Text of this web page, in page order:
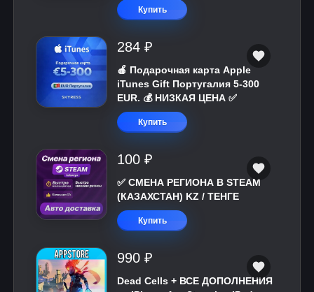
Купить
284 ₽
🍎 Подарочная карта Apple
iTunes Gift Португалия 5-300
EUR. 💰 НИЗКАЯ ЦЕНА ✅
Купить
100 ₽
✅ СМЕНА РЕГИОНА В STEAM
(КАЗАХСТАН) KZ / ТЕНГЕ
Купить
990 ₽
Dead Cells + ВСЕ ДОПОЛНЕНИЯ